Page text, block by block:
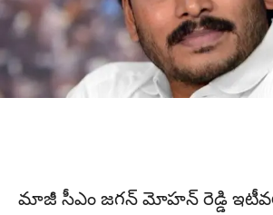
మాజీ సీఎం జ‌గ‌న్ మోహ‌న్ రెడ్డి